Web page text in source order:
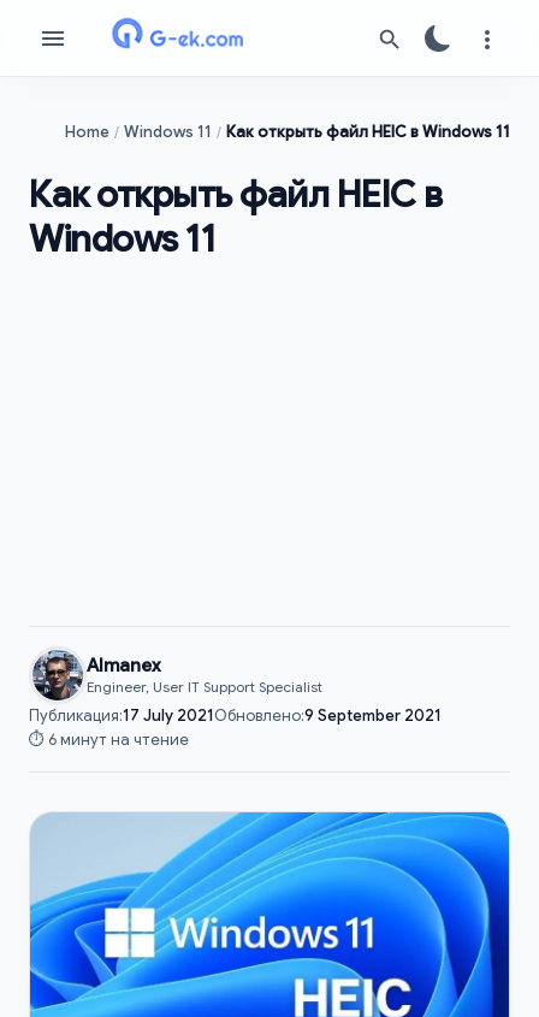
Home Windows 11 Как открыть файл HEIC в Windows 11
Как открыть файл HEIC в
Windows 11
Almanex
Engineer, User IT Support Specialist
Публикация:17 July 2021Обновлено:9 September 2021
⏱️ 6 минут на чтение